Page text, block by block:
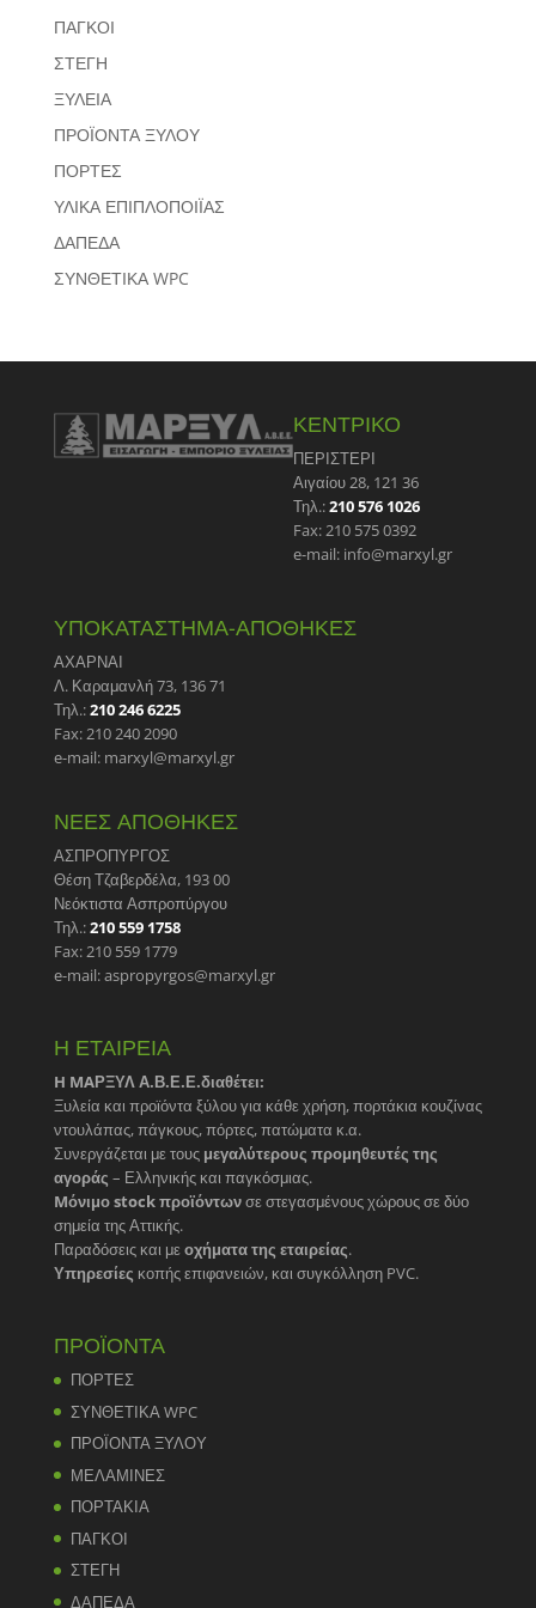
ΠΑΓΚΟΙ
ΣΤΕΓΗ
ΞΥΛΕΙΑ
ΠΡΟΪΟΝΤΑ ΞΥΛΟΥ
ΠΟΡΤΕΣ
ΥΛΙΚΑ ΕΠΙΠΛΟΠΟΙΪΑΣ
ΔΑΠΕΔΑ
ΣΥΝΘΕΤΙΚΑ WPC
ΚΕΝΤΡΙΚΟ
ΠΕΡΙΣΤΕΡΙ
Αιγαίου 28, 121 36
Τηλ.:210 576 1026
Fax: 210 575 0392
e-mail: info@marxyl.gr
ΥΠΟΚΑΤΑΣΤΗΜΑ-ΑΠΟΘΗΚΕΣ
ΑΧΑΡΝΑΙ
Λ. Καραμανλή 73, 136 71
Τηλ.:210 246 6225
Fax: 210 240 2090
e-mail: marxyl@marxyl.gr
ΝΕΕΣ ΑΠΟΘΗΚΕΣ
ΑΣΠΡΟΠΥΡΓΟΣ
Θέση Τζαβερδέλα, 193 00
Νεόκτιστα Ασπροπύργου
Τηλ.:210 559 1758
Fax: 210 559 1779
e-mail: aspropyrgos@marxyl.gr
Η ΕΤΑΙΡΕΙΑ
H MAΡΞΥΛ Α.Β.Ε.Ε.διαθέτει:
Ξυλεία και προϊόντα ξύλου για κάθε χρήση, πορτάκια κουζίνας
ντουλάπας, πάγκους, πόρτες, πατώματα κ.α.
Συνεργάζεται με τους μεγαλύτερους προμηθευτές της
αγοράς – Ελληνικής και παγκόσμιας.
Mόνιμο stock προϊόντωνσε στεγασμένους χώρους σε δύο
σημεία της Αττικής.
Παραδόσεις και μεοχήματα της εταιρείας.
Υπηρεσίες κοπής επιφανειών, και συγκόλληση PVC.
ΠΡΟΪΟΝΤΑ
ΠΟΡΤΕΣ
ΣΥΝΘΕΤΙΚΑ WPC
ΠΡΟΪΟΝΤΑ ΞΥΛΟΥ
ΜΕΛΑΜΙΝΕΣ
ΠΟΡΤΑΚΙΑ
ΠΑΓΚΟΙ
ΣΤΕΓΗ
ΔΑΠΕΔΑ